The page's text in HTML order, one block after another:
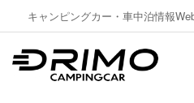
キャンピングカー・車中泊情報